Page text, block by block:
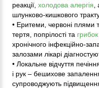
реакції, холодова алергія
шлунково-кишкового
• Еритеми, червоні плями
тертя, попрілості та
хронічного інфекційно-
залозами лікарі
• Локальне відчуття
і рук – бешихове
супроводжують